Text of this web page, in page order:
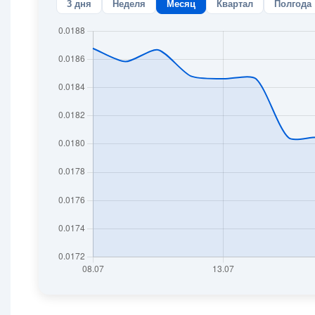
3 дня Неделя Месяц Квартал Полгода